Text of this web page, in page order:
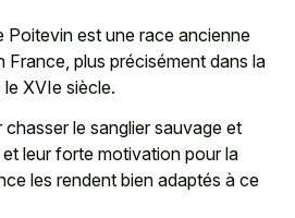
Poitevin est une race ancienne
France, plus précisément dans la
XVIe siècle.
le sanglier sauvage et
leur forte motivation pour la
les rendent bien adaptés à ce